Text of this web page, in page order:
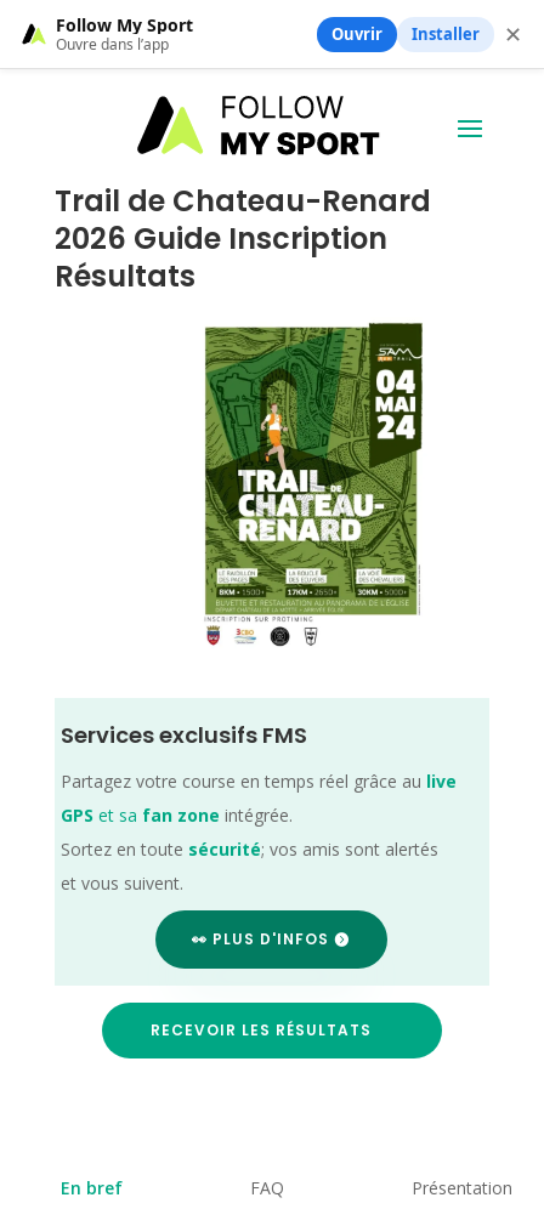
Trail de Chateau-Renard
2026 Guide Inscription
Résultats
Services exclusifs FMS
Partagez votre course en temps réel grâce au live
GPS et sa fan zone intégrée.
Sortez en toute sécurité; vos amis sont alertés
et vous suivent.
👀 PLUS D'INFOS
RECEVOIR LES RÉSULTATS
En bref FAQ Présentation
Follow My Sport
Ouvre dans l’app Ouvrir Installer ✕